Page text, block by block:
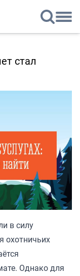
стал
в силу
охотничьих
Однако для